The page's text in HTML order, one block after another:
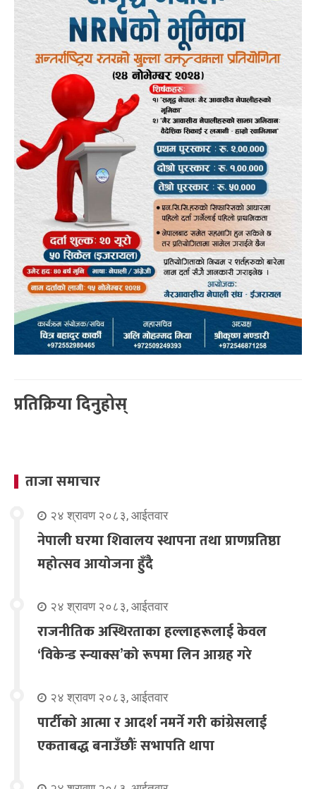
प्रतिक्रिया दिनुहोस्
ताजा समाचार
२४ श्रावण २०८३, आईतवार
नेपाली घरमा शिवालय स्थापना तथा प्राणप्रतिष्ठा
महोत्सव आयोजना हुँदै
२४ श्रावण २०८३, आईतवार
राजनीतिक अस्थिरताका हल्लाहरूलाई केवल
‘विकेन्ड स्न्याक्स’को रूपमा लिन आग्रह गरे
२४ श्रावण २०८३, आईतवार
पार्टीको आत्मा र आदर्श नमर्ने गरी कांग्रेसलाई
एकताबद्ध बनाउँछौंः सभापति थापा